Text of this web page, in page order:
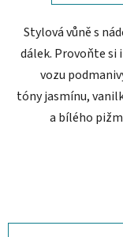
Stylová vůně s
dálek. Provoňte si
vozu
tóny jasmínu,
a bílého